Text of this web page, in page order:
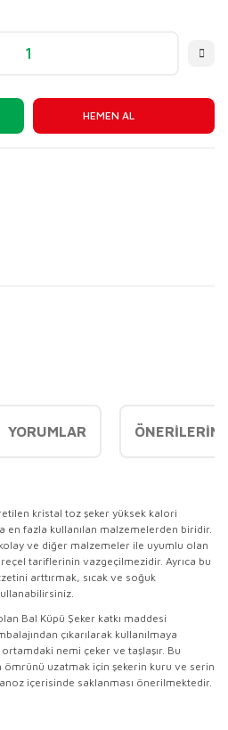
HEMEN AL
YORUMLAR
kristal toz şeker yüksek kalori
fazla kullanılan malzemelerden biridir.
ve diğer malzemeler ile uyumlu olan
tariflerinin vazgeçilmezidir. Ayrıca bu
arttırmak, sıcak ve soğuk
Bal Küpü Şeker katkı maddesi
çıkarılarak kullanılmaya
ortamdaki nemi çeker ve taşlaşır. Bu
ömrünü uzatmak için şekerin kuru ve serin
içerisinde saklanması önerilmektedir.